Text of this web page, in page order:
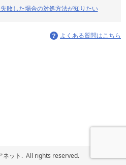
敗した場合の対処方法が知りたい
よくある質問はこちら
ネット. All rights reserved.